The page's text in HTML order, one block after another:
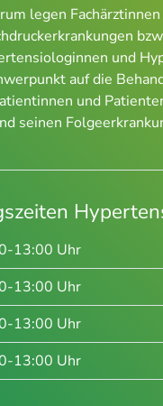
legen
und
auf die
und
seinen
13:00 Uhr
13:00 Uhr
13:00 Uhr
13:00 Uhr